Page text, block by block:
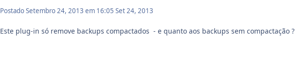
PostadoSetembro 24, 2013 em 16:05 Set 24, 2013
Este plug-in só remove backups compactados - e quanto aos backups sem compactação ?